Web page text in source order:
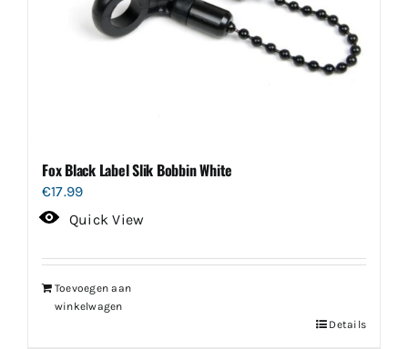
Fox Black Label Slik Bobbin White
€17.99
Quick View
Toevoegen aan
winkelwagen
Details